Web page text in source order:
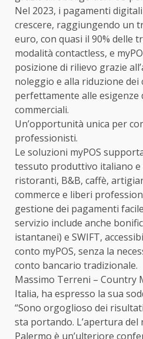
Nel 2023, i pagamenti
crescere, raggiungendo un
euro, con quasi il 90% delle
modalità contactless, e
posizione di rilievo grazie
noleggio e alla riduzione dei
perfettamente alle
commerciali.
Un’opportunità unica per
professionisti.
Le soluzioni myPOS
tessuto produttivo italiano
ristoranti, B&B, caffè,
commerce e liberi
gestione dei pagamenti
servizio include anche
istantanei) e SWIFT,
conto myPOS, senza la
conto bancario tradizionale.
Massimo Terreni – Country
Italia, ha espresso la sua
“Sono orgoglioso dei
sta portando. L’apertura del
Palermo è un’ulteriore